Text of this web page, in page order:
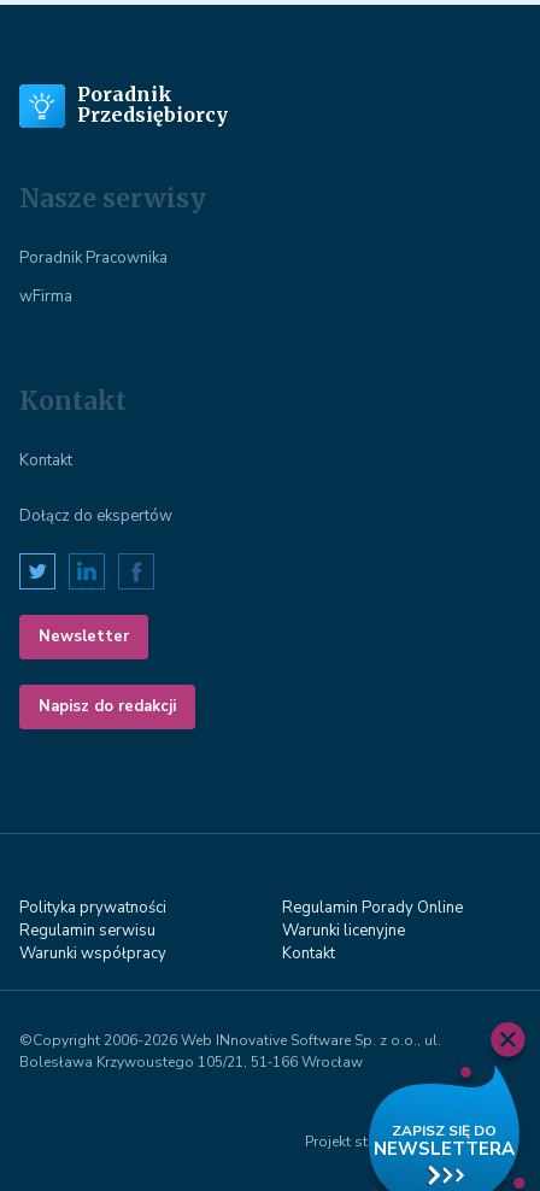
Poradnik
Przedsiębiorcy
Nasze serwisy
Poradnik Pracownika
wFirma
Kontakt
Kontakt
Dołącz do ekspertów
Newsletter
Napisz do redakcji
Polityka prywatności
Regulamin Porady Online
Regulamin serwisu
Warunki licenyjne
Warunki współpracy
Kontakt
©Copyright 2006-2026 Web INnovative Software Sp. z o.o., ul.
Bolesława Krzywoustego 105/21, 51‑166 Wrocław
Projekt studio Visual71.com